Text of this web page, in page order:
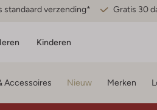
standaard verzending* Gratis 30
Kinderen
Accessoires Nieuw Merken